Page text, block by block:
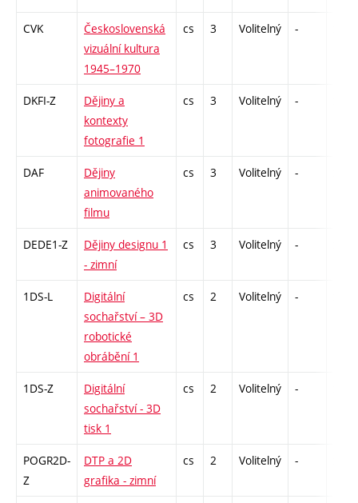
CVK
Československá
vizuální kultura
1945–1970
cs 3 Volitelný -
DKFI-Z
Dějiny a
kontexty
fotografie 1
cs 3 Volitelný -
DAF
Dějiny
animovaného
filmu
cs 3 Volitelný -
DEDE1-Z
Dějiny designu 1
- zimní
cs 3 Volitelný -
1DS-L
Digitální
sochařství – 3D
robotické
obrábění 1
cs 2 Volitelný -
1DS-Z
Digitální
sochařství - 3D
tisk 1
cs 2 Volitelný -
POGR2D-
Z
DTP a 2D
grafika - zimní
cs 2 Volitelný -